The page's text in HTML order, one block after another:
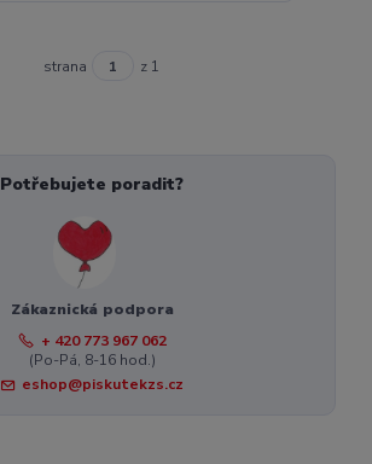
strana z 1
Potřebujete poradit?
Zákaznická podpora
+ 420 773 967 062
(Po-Pá, 8-16 hod.)
eshop@piskutekzs.cz